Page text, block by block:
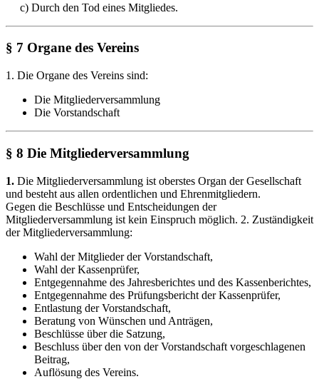
c) Durch den Tod eines Mitgliedes.
§ 7 Organe des Vereins
1. Die Organe des Vereins sind:
Die Mitgliederversammlung
Die Vorstandschaft
§ 8 Die Mitgliederversammlung
1. Die Mitgliederversammlung ist oberstes Organ der Gesellschaft
und besteht aus allen ordentlichen und Ehrenmitgliedern.
Gegen die Beschlüsse und Entscheidungen der
Mitgliederversammlung ist kein Einspruch möglich. 2. Zuständigkeit
der Mitgliederversammlung:
Wahl der Mitglieder der Vorstandschaft,
Wahl der Kassenprüfer,
Entgegennahme des Jahresberichtes und des Kassenberichtes,
Entgegennahme des Prüfungsbericht der Kassenprüfer,
Entlastung der Vorstandschaft,
Beratung von Wünschen und Anträgen,
Beschlüsse über die Satzung,
Beschluss über den von der Vorstandschaft vorgeschlagenen
Beitrag,
Auflösung des Vereins.